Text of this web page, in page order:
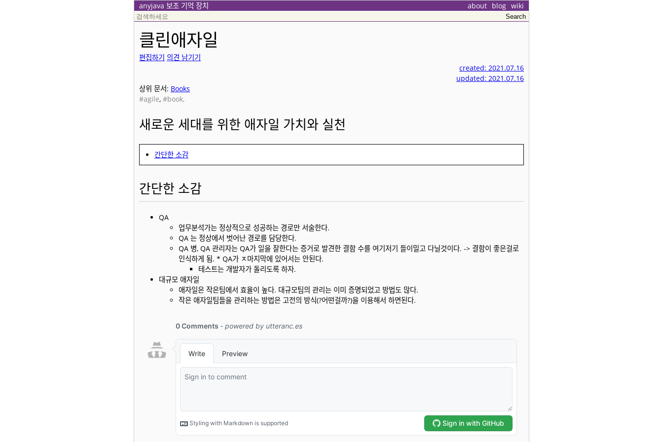
anyjava 보조 기억 장치 wiki
blog
about
클린애자일
편집하기 의견 남기기
created: 2021.07.16
updated: 2021.07.16
상위 문서: Books
#agile, #book,
새로운 세대를 위한 애자일 가치와 실천
간단한 소감
간단한 소감
QA
업무분석가는 정상적으로 성공하는 경로만 서술한다.
QA 는 정상에서 벗어난 경로를 담당한다.
QA 병, QA 관리자는 QA가 일을 잘한다는 증거로 발견한 결함 수를 여기저기 들이밀고 다닐것이다. -> 결함이 좋은걸로
인식하게 됨. * QA가 ㅈ마지막에 있어서는 안된다.
테스트는 개발자가 돌리도록 하자.
대규모 애자일
애자일은 작은팀에서 효율이 높다. 대규모팀의 관리는 이미 증명되었고 방법도 많다.
작은 애자일팀들을 관리하는 방법은 고전의 방식(?어떤걸까?)을 이용해서 하면된다.